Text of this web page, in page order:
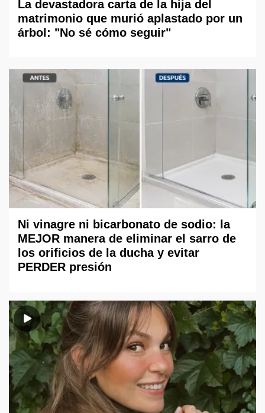
La devastadora carta de la hija del
matrimonio que murió aplastado por un
árbol: "No sé cómo seguir"
Ni vinagre ni bicarbonato de sodio: la
MEJOR manera de eliminar el sarro de
los orificios de la ducha y evitar
PERDER presión